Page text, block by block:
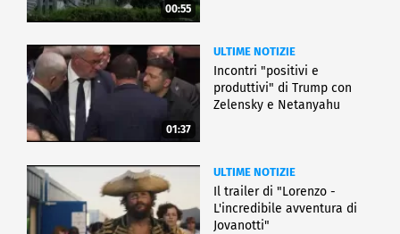
00:55
01:37
ULTIME NOTIZIE
Incontri "positivi e
produttivi" di Trump con
Zelensky e Netanyahu
ULTIME NOTIZIE
Il trailer di "Lorenzo -
L'incredibile avventura di
Jovanotti"